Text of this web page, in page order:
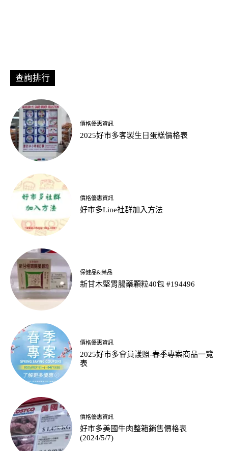
查詢排行
價格優惠資訊
2025好市多客製生日蛋糕價格表
價格優惠資訊
好市多Line社群加入方法
保健品&藥品
新甘木堅胃腸藥顆粒40包 #194496
價格優惠資訊
2025好市多會員護照-春季專案商品一覽
表
價格優惠資訊
好市多美國牛肉整箱銷售價格表
(2024/5/7)